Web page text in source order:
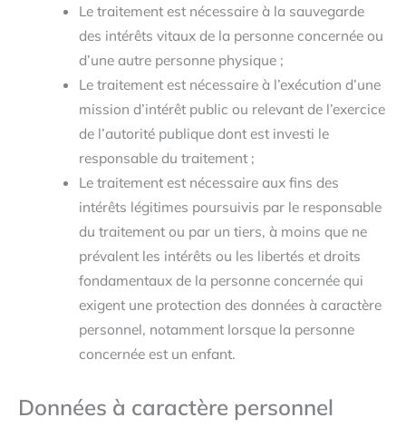
Le traitement est nécessaire à la sauvegarde
des intérêts vitaux de la personne concernée ou
d’une autre personne physique ;
Le traitement est nécessaire à l’exécution d’une
mission d’intérêt public ou relevant de l’exercice
de l’autorité publique dont est investi le
responsable du traitement ;
Le traitement est nécessaire aux fins des
intérêts légitimes poursuivis par le responsable
du traitement ou par un tiers, à moins que ne
prévalent les intérêts ou les libertés et droits
fondamentaux de la personne concernée qui
exigent une protection des données à caractère
personnel, notamment lorsque la personne
concernée est un enfant.
Données à caractère personnel